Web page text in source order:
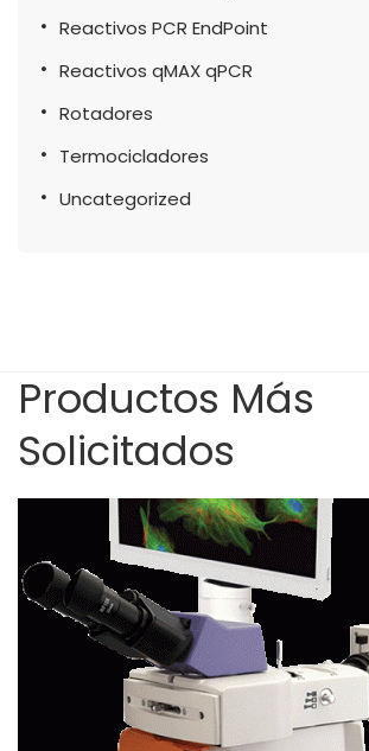
Reactivos PCR EndPoint
Reactivos qMAX qPCR
Rotadores
Termocicladores
Uncategorized
Productos Más
Solicitados